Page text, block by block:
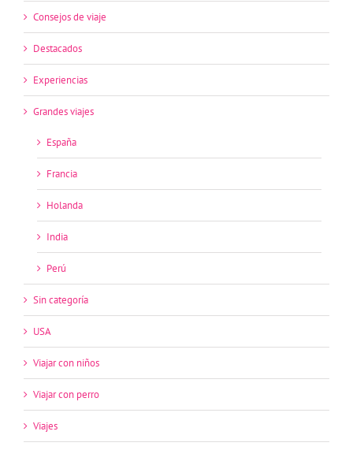
Consejos de viaje
Destacados
Experiencias
Grandes viajes
España
Francia
Holanda
India
Perú
Sin categoría
USA
Viajar con niños
Viajar con perro
Viajes